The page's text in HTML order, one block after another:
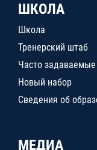
ШКОЛА
Школа
Тренерский штаб
Часто
Новый набор
Сведения об
МЕДИА